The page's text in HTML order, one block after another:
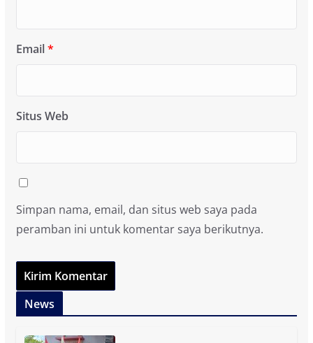
Email*
Situs Web
Simpan nama, email, dan situs web saya pada
peramban ini untuk komentar saya berikutnya.
News